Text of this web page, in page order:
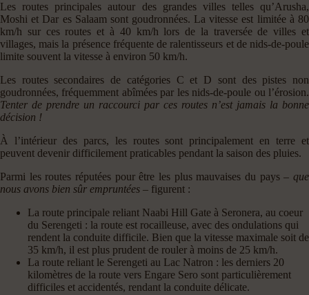
Les routes principales autour des grandes villes telles qu’Arusha,
Moshi et Dar es Salaam sont goudronnées. La vitesse est limitée à 80
km/h sur ces routes et à 40 km/h lors de la traversée de villes et
villages, mais la présence fréquente de ralentisseurs et de nids-de-poule
limite souvent la vitesse à environ 50 km/h.
Les routes secondaires de catégories C et D sont des pistes non
goudronnées, fréquemment abîmées par les nids-de-poule ou l’érosion.
Tenter de prendre un raccourci par ces routes n’est jamais la bonne
décision !
À l’intérieur des parcs, les routes sont principalement en terre et
peuvent devenir difficilement praticables pendant la saison des pluies.
Parmi les routes réputées pour être les plus mauvaises du pays – que
nous avons bien sûr empruntées – figurent :
La route principale reliant Naabi Hill Gate à Seronera, au coeur
du Serengeti : la route est rocailleuse, avec des ondulations qui
rendent la conduite difficile. Bien que la vitesse maximale soit de
35 km/h, il est plus prudent de rouler à moins de 25 km/h.
La route reliant le Serengeti au Lac Natron : les derniers 20
kilomètres de la route vers Engare Sero sont particulièrement
difficiles et accidentés, rendant la conduite délicate.